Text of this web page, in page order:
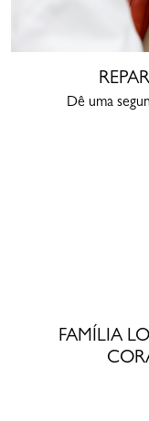
Dê uma
FAMÍLIA